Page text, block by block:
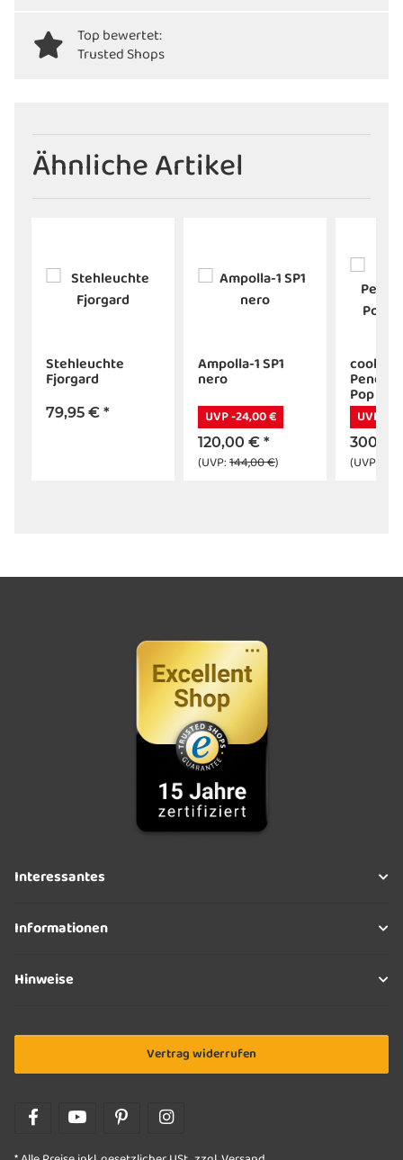
Top bewertet:
Trusted Shops
Ähnliche Artikel
Stehleuchte
Fjorgard
79,95 € *
Ampolla-1 SP1
nero
UVP -24,00 €
120,00 € *
(UVP:144,00 €)
coole
Pop
UVP -
(UVP:
Interessantes
Informationen
Hinweise
Vertrag widerrufen